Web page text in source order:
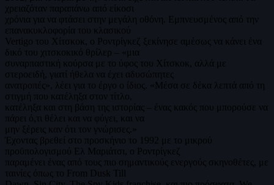
χρειαζόταν παραπάνω από είκοσι
χρόνια για να φτάσει στην μεγάλη οθόνη. Εμπνευσμένος από την
επανακυκλοφορία του κλασικού
Vertigo του Χίτσκοκ, ο Ροντρίγκεζ ξεκίνησε αμέσως να κάνει ένα
δικό του χιτσκοκικό θρίλερ – «μια
συναρπαστική κούρσα με το ύφος του Χίτσκοκ, αλλά με
στεροειδή, γιατί ήθελα να έχει αδυσώπητες
ανατροπές», λέει για το έργο ο ίδιος. «Μέσα σε δέκα λεπτά από τη
στιγμή που κατέληξα στον τίτλο,
κατέληξα και στη βάση της ιστορίας – ένας κακός που μπορούσε να
πάρει ό,τι θέλει και να φύγει, και να
μην ξέρεις καν ότι τον γνώρισες.»
Έχοντας βρεθεί στο προσκήνιο το 1992 με το μικρού
προϋπολογισμού Ελ Μαριάτσι, ο Ροντρίγκεζ
παραμένει ένας από τους πιο σημαντικούς ενεργούς σκηνοθέτες, με
ταινίες όπως το From Dusk Till